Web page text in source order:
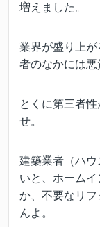
増えました。
業界が盛り上
者のなかには悪
とくに第三者
せ。
建築業者（ハ
いと、ホーム
か、不要なリ
んよ。